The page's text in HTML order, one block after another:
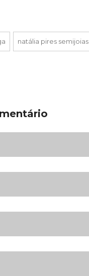
natália pires semijoias